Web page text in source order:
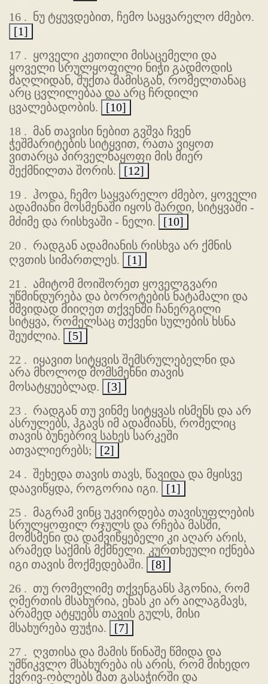
16 . ნუ ტყუვდებით, ჩემო საყვარელო ძმებო.
[1]
17 . ყოველი კეთილი მისაცემელი და
ყოველი სრულყოფილი ნიჭი გადმოდის
მაღლიდან, შუქთა მამისგან, რომელთანაც
არც ცვლილებაა და არც ჩრდილი
ცვალებადობის.
[10]
18 . მან თავისი ნებით გვშვა ჩვენ
ჭეშმარიტების სიტყვით, რათა ვიყოთ
ვითარცა პირველნაყოფი მის მიერ
შექმნილთა შორის.
[12]
19 . ჰოდა, ჩემო საყვარელო ძმებო, ყოველი
ადამიანი მოსმენაში იყოს მარდი, სიტყვაში -
მძიმე და რისხვაში - ნელი.
[10]
20 . რადგან ადამიანის რისხვა არ ქმნის
ღვთის სიმართლეს.
[1]
21 . ამიტომ მოიშორეთ ყოველგვარი
უწმინდურება და ბოროტების ნატამალი და
მშვიდად მიიღეთ თქვენში ჩანერგილი
სიტყვა, რომელსაც თქვენი სულების ხსნა
შეუძლია.
[5]
22 . იყავით სიტყვის შემსრულებელნი და
არა მხოლოდ მომსმენნი თავის
მოსატყუებლად.
[3]
23 . რადგან თუ ვინმე სიტყვას ისმენს და არ
ასრულებს, ჰგავს იმ ადამიანს, რომელიც
თავის ბუნებრივ სახეს სარკეში
ათვალიერებს;
[2]
24 . შეხედა თავის თავს, წავიდა და მყისვე
დაავიწყდა, როგორია იგი.
[1]
25 . მაგრამ ვინც უკვირდება თავისუფლების
სრულყოფილ რჯულს და რჩება მასში,
მომსმენი და დამვიწყებელი კი აღარ არის,
არამედ საქმის მქმნელი. კურთხეული იქნება
იგი თავის მოქმედებაში.
[8]
26 . თუ რომელიმე თქვენგანს ჰგონია, რომ
ღმერთის მსახურია, ენას კი არ აილაგმავს,
არამედ ატყუებს თავის გულს, მისი
მსახურება ფუჭია.
[7]
27 . ღვთისა და მამის წინაშე წმიდა და
უმწიკვლო მსახურება ის არის, რომ მიხედო
ქვრივ-ობლებს მათ გასაჭირში და